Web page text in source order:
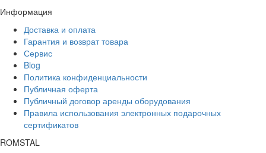
Информация
Доставка и оплата
Гарантия и возврат товара
Сервис
Blog
Политика конфиденциальности
Публичная оферта
Публичный договор аренды оборудования
Правила использования электронных подарочных
сертификатов
ROMSTAL